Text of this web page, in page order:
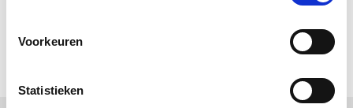
Voorkeuren
Statistieken